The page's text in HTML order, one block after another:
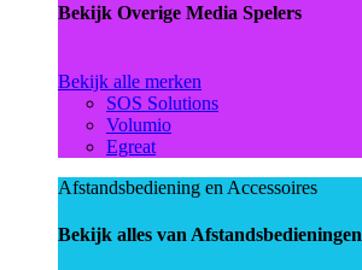
Bekijk Overige Media Spelers
Bekijk alle merken
SOS Solutions
Volumio
Egreat
Afstandsbediening en Accessoires
Bekijk alles van Afstandsbedieningen